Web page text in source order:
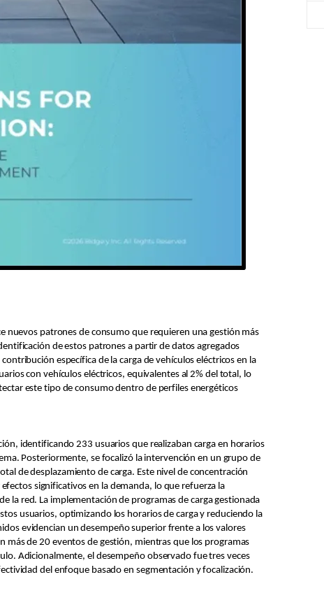
nuevos patrones de consumo que requieren una gestión más
de estos patrones a partir de datos agregados
específica de la carga de vehículos eléctricos en la
con vehículos eléctricos, equivalentes al 2% del total, lo
este tipo de consumo dentro de perfiles energéticos
identificando 233 usuarios que realizaban carga en horarios
Posteriormente, se focalizó la intervención en un grupo de
de desplazamiento de carga. Este nivel de concentración
significativos en la demanda, lo que refuerza la
la red. La implementación de programas de carga gestionada
usuarios, optimizando los horarios de carga y reduciendo la
evidencian un desempeño superior frente a los valores
más de 20 eventos de gestión, mientras que los programas
Adicionalmente, el desempeño observado fue tres veces
del enfoque basado en segmentación y focalización.